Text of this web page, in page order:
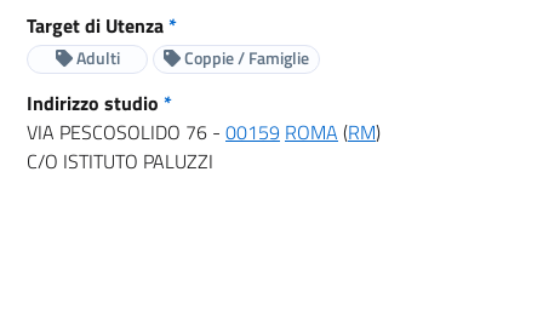
Target di Utenza*
Adulti Coppie / Famiglie
Indirizzo studio *
VIA PESCOSOLIDO 76 - 00159 ROMA (RM)
C/O ISTITUTO PALUZZI